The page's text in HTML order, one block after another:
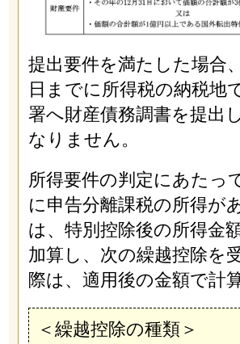
提出要件を満たした場合
日までに所得税の納税地
署へ財産債務調書を提出
なりません。
所得要件の判定にあたっ
に申告分離課税の所得が
は、特別控除後の所得金
加算し、次の繰越控除を
際は、適用後の金額で計
＜繰越控除の種類＞